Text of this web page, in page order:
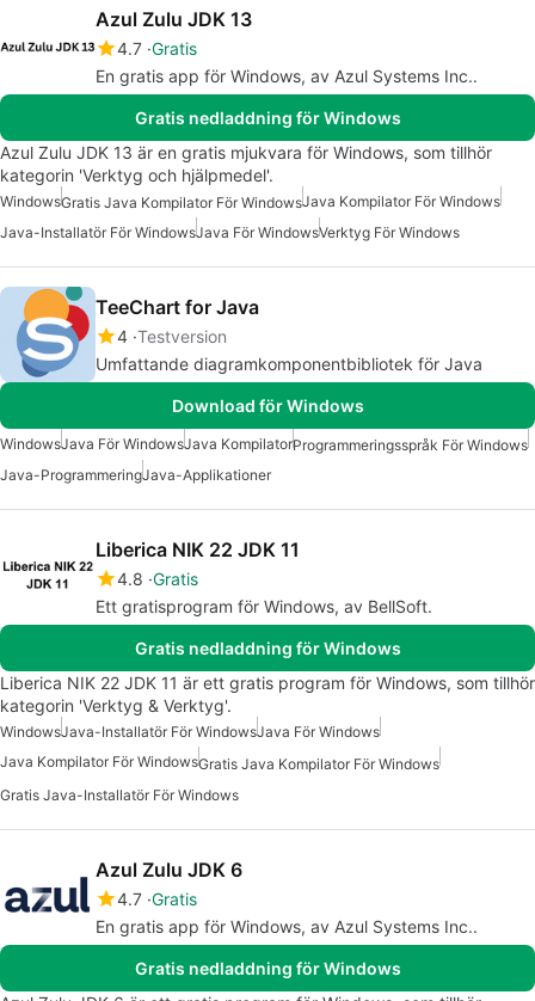
Azul Zulu JDK 13
4.7 Gratis
En gratis app för Windows, av Azul Systems Inc..
Gratis nedladdning för Windows
Azul Zulu JDK 13 är en gratis mjukvara för Windows, som tillhör
kategorin 'Verktyg och hjälpmedel'.
WindowsGratis Java Kompilator För WindowsJava Kompilator För Windows
Java-Installatör För WindowsJava För WindowsVerktyg För Windows
TeeChart for Java
4 Testversion
Umfattande diagramkomponentbibliotek för Java
Download för Windows
WindowsJava För WindowsJava KompilatorProgrammeringsspråk För Windows
Java-ProgrammeringJava-Applikationer
Liberica NIK 22 JDK 11
4.8 Gratis
Ett gratisprogram för Windows, av BellSoft.
Gratis nedladdning för Windows
Liberica NIK 22 JDK 11 är ett gratis program för Windows, som tillhör
kategorin 'Verktyg & Verktyg'.
WindowsJava-Installatör För WindowsJava För Windows
Java Kompilator För WindowsGratis Java Kompilator För Windows
Gratis Java-Installatör För Windows
Azul Zulu JDK 6
4.7 Gratis
En gratis app för Windows, av Azul Systems Inc..
Gratis nedladdning för Windows